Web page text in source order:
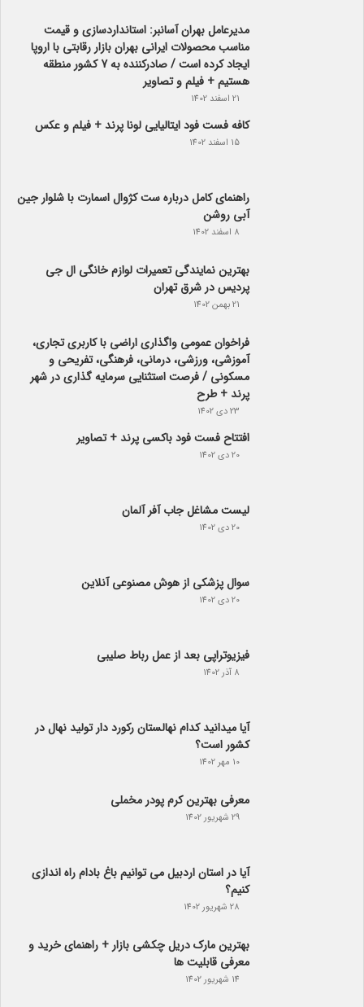
مدیرعامل بهران آسانبر: استانداردسازی و قیمت
مناسب محصولات ایرانی بهران بازار رقابتی با اروپا
ایجاد کرده است / صادرکننده به 7 کشور منطقه
هستیم + فیلم و تصاویر
21 اسفند 1402
کافه فست فود ایتالیایی لونا پرند + فیلم و عکس
15 اسفند 1402
راهنمای کامل درباره ست کژوال اسمارت با شلوار جین
آبی روشن
8 اسفند 1402
بهترین نمایندگی تعمیرات لوازم خانگی ال جی
پردیس در شرق تهران
21 بهمن 1402
فراخوان عمومی واگذاری اراضی با کاربری تجاری،
آموزشی، ورزشی، درمانی، فرهنگی، تفریحی و
مسکونی / فرصت استثنایی سرمایه گذاری در شهر
پرند + طرح
23 دی 1402
افتتاح فست فود باکسی پرند + تصاویر
20 دی 1402
لیست مشاغل جاب آفر آلمان
20 دی 1402
سوال پزشکی از هوش مصنوعی آنلاین
20 دی 1402
فیزیوتراپی بعد از عمل رباط صلیبی
8 آذر 1402
آیا می­دانید کدام نهالستان رکورد دار تولید نهال­ در
کشور است؟
10 مهر 1402
معرفی بهترین کرم پودر مخملی
29 شهریور 1402
آیا در استان اردبیل می توانیم باغ بادام راه اندازی
کنیم؟
28 شهریور 1402
بهترین مارک دریل چکشی بازار + راهنمای خرید و
معرفی قابلیت ها
14 شهریور 1402